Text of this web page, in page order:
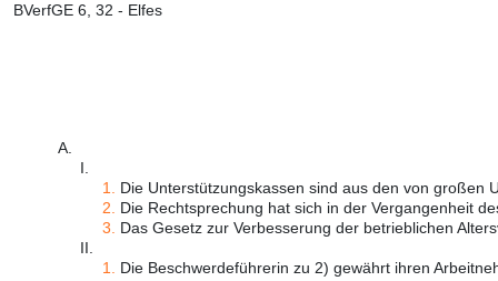
BVerfGE 6, 32 - Elfes
A.
I.
1.
Die Unterstützungskassen sind aus den von großen
2.
Die Rechtsprechung hat sich in der Vergangenheit
3.
Das Gesetz zur Verbesserung der betrieblichen
II.
1.
Die Beschwerdeführerin zu 2) gewährt ihren